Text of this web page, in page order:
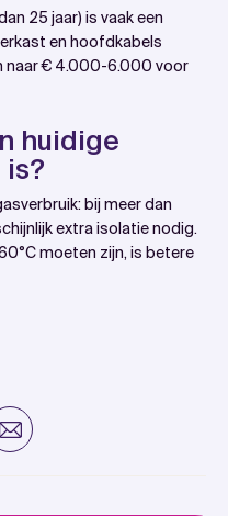
25 jaar) is vaak een
en hoofdkabels
naar € 4.000-6.000 voor
huidige
bij meer dan
extra isolatie nodig.
moeten zijn, is betere